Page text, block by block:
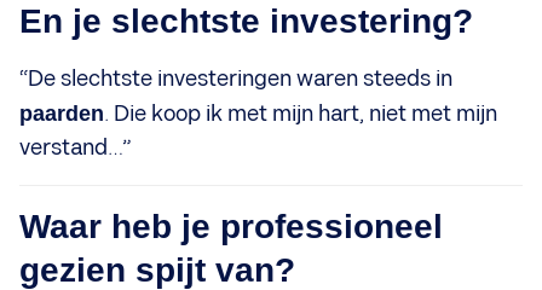
En je slechtste investering?
“De slechtste investeringen waren steeds in
paarden. Die koop ik met mijn hart, niet met mijn
verstand…”
Waar heb je professioneel
gezien spijt van?